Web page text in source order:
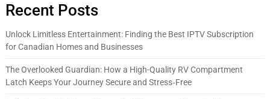
Recent Posts
Unlock Limitless Entertainment: Finding the Best IPTV Subscription
for Canadian Homes and Businesses
The Overlooked Guardian: How a High-Quality RV Compartment
Latch Keeps Your Journey Secure and Stress‑Free